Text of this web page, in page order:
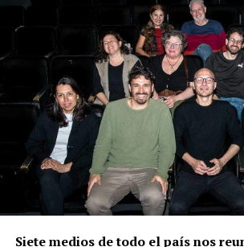
Siete medios de todo el país nos